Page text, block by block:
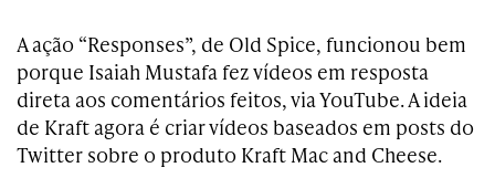
A ação “Responses”, de Old Spice, funcionou bem
porque Isaiah Mustafa fez vídeos em resposta
direta aos comentários feitos, via YouTube. A ideia
de Kraft agora é criar vídeos baseados em posts do
Twitter sobre o produto Kraft Mac and Cheese.